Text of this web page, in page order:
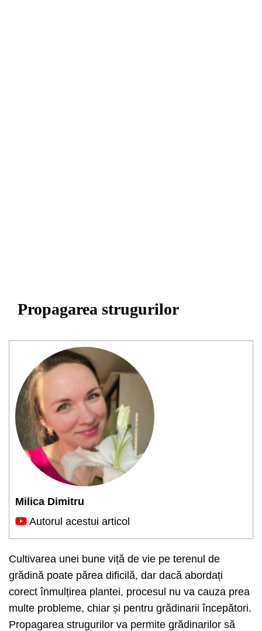
Propagarea strugurilor
Milica Dimitru
Autorul acestui articol
Cultivarea unei bune viță de vie pe terenul de
grădină poate părea dificilă, dar dacă abordați
corect înmulțirea plantei, procesul nu va cauza prea
multe probleme, chiar și pentru grădinarii începători.
Propagarea strugurilor va permite grădinarilor să